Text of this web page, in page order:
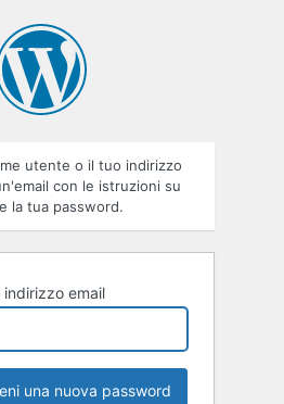
utente o il tuo indirizzo
con le istruzioni su
la tua password.
email